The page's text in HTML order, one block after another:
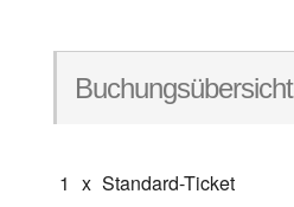
Buchungsübersicht
1 x Standard-Ticket